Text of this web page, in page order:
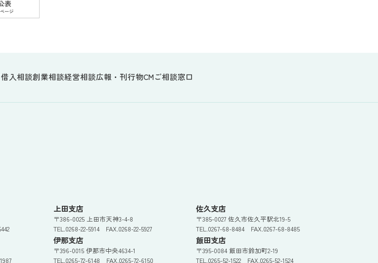
借入相談創業相談経営相談広報・刊行物CMご相談窓口
上田支店
〒386-0025 上田市天神3-4-8
TEL.0268-22-5914 FAX.0268-22-5927
佐久支店
〒385-0027 佐久市佐久平駅北19-5
TEL.0267-68-8484 FAX.0267-68-8485
伊那支店
〒396-0015 伊那市中央4634-1
TEL.0265-72-6148 FAX.0265-72-6150
飯田支店
〒395-0084 飯田市鈴加町2-19
TEL.0265-52-1522 FAX.0265-52-1524